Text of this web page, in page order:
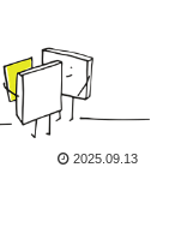
2025.09.13